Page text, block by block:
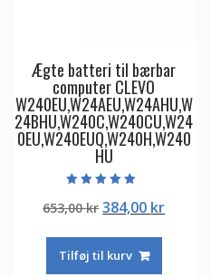
Ægte batteri til bærbar
computer CLEVO
W240EU,W24AEU,W24AHU,W
24BHU,W240C,W240CU,W24
0EU,W240EUQ,W240H,W240
HU
5.00
ud af 5
653,00krDen
pris
var:
384,00 krDen
Tilføj til kurv